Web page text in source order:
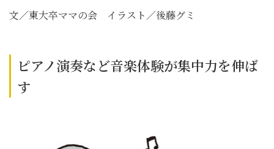
文／東大卒ママの会 イラスト／後藤グミ
ピアノ演奏など音楽体験が集中力を伸ば
す